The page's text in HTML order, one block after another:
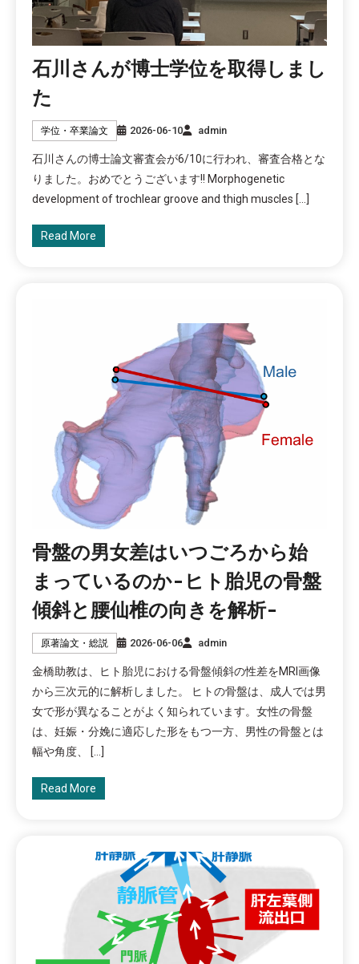
石川さんが博士学位を取得しまし
た
学位・卒業論文 2026-06-10 admin
石川さんの博士論文審査会が6/10に行われ、審査合格とな
りました。おめでとうございます!! Morphogenetic
development of trochlear groove and thigh muscles […]
Read More
骨盤の男女差はいつごろから始
まっているのか-ヒト胎児の骨盤
傾斜と腰仙椎の向きを解析-
原著論文・総説 2026-06-06 admin
金橋助教は、ヒト胎児における骨盤傾斜の性差をMRI画像
から三次元的に解析しました。 ヒトの骨盤は、成人では男
女で形が異なることがよく知られています。女性の骨盤
は、妊娠・分娩に適応した形をもつ一方、男性の骨盤とは
幅や角度、 […]
Read More